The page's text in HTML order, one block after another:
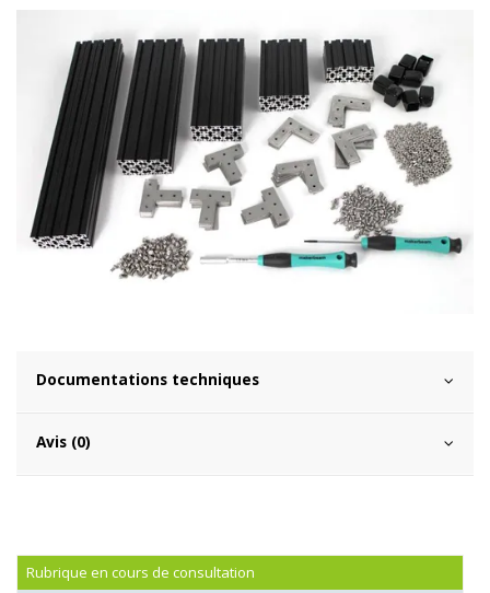
Documentations techniques
Avis (0)
Rubrique en cours de consultation